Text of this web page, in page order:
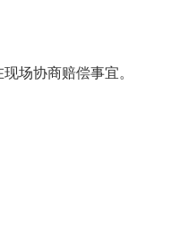
场协商赔偿事宜。